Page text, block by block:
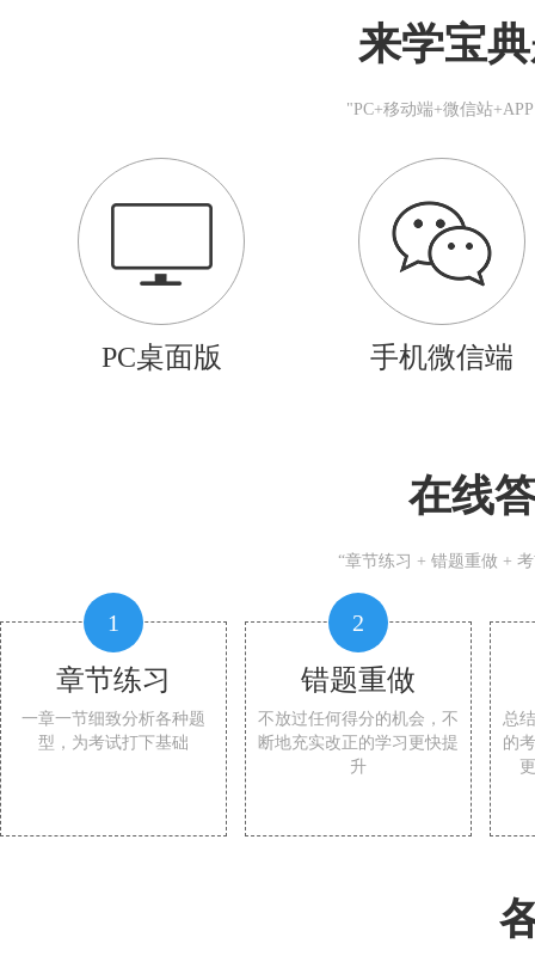
来学宝
"PC+移动端+微信站
PC桌面版 手机微信端
在线
“章节练习 + 错题重做 +
1
章节练习
一章一节细致分析各种题
型，为考试打下基础
2
错题重做
不放过任何得分的机会，不
断地充实改正的学习更快提
升
总
的